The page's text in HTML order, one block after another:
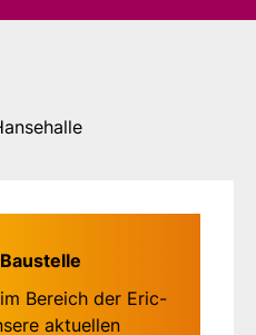
Bereich der Eric-
aktuellen